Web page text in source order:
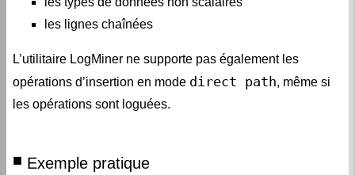
les lignes chaînées
L’utilitaire LogMiner ne supporte pas également les
opérations d’insertion en mode direct path, même si
les opérations sont loguées.
Exemple pratique